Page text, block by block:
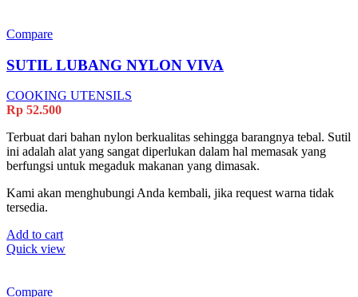
Compare
SUTIL LUBANG NYLON VIVA
COOKING UTENSILS
Rp 52.500
Terbuat dari bahan nylon berkualitas sehingga barangnya tebal. Sutil
ini adalah alat yang sangat diperlukan dalam hal memasak yang
berfungsi untuk megaduk makanan yang dimasak.
Kami akan menghubungi Anda kembali, jika request warna tidak
tersedia.
Add to cart
Quick view
Compare